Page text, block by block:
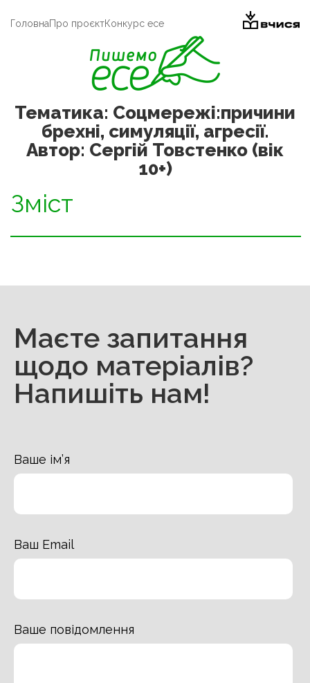
ГоловнаПро проєктКонкурс есе
Тематика: Соцмережі:причини
брехні, симуляції, агресії.
Автор: Сергій Товстенко (вік
10+)
Зміст
Маєте запитання
щодо матеріалів?
Напишіть нам!
Ваше ім’я
Ваш Email
Ваше повідомлення